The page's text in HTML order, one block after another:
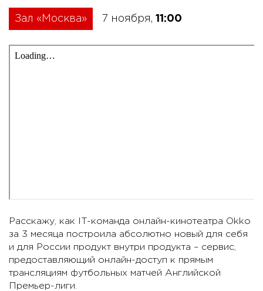
Зал «Москва» 7 ноября, 11:00
Расскажу, как IT-команда онлайн-кинотеатра Okko
за 3 месяца построила абсолютно новый для себя
и для России продукт внутри продукта – сервис,
предоставляющий онлайн-доступ к прямым
трансляциям футбольных матчей Английской
Премьер-лиги.